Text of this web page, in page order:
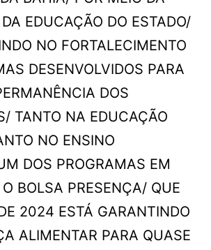
EDUCAÇÃO DO ESTADO/
NO FORTALECIMENTO
DESENVOLVIDOS PARA
DOS
TANTO NA EDUCAÇÃO
NO ENSINO
DOS PROGRAMAS EM
BOLSA PRESENÇA/ QUE
2024 ESTÁ GARANTINDO
ALIMENTAR PARA QUASE